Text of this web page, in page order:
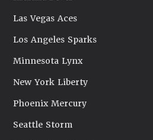
Las Vegas Aces
Los Angeles Sparks
Minnesota Lynx
New York Liberty
Phoenix Mercury
Seattle Storm